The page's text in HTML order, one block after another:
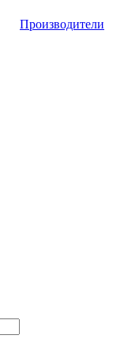
Производители